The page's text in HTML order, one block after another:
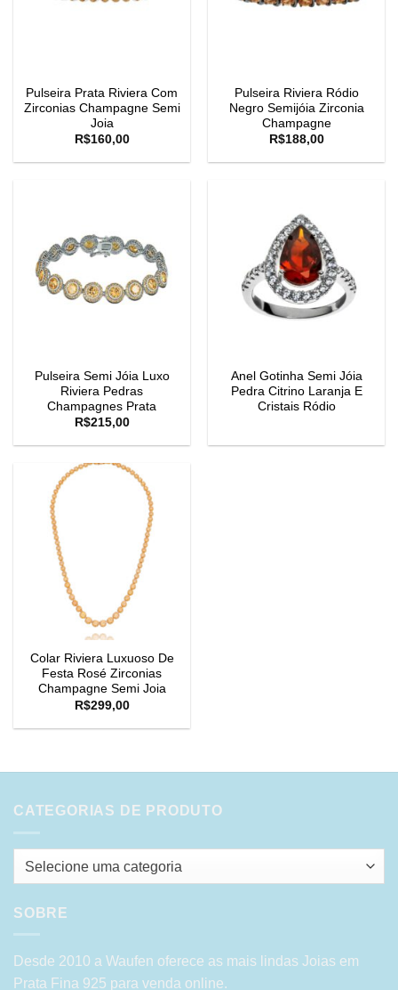
Pulseira Prata Riviera Com
Zirconias Champagne Semi
Joia
R$160,00
Pulseira Riviera Ródio
Negro Semijóia Zirconia
Champagne
R$188,00
Pulseira Semi Jóia Luxo
Riviera Pedras
Champagnes Prata
R$215,00
Anel Gotinha Semi Jóia
Pedra Citrino Laranja E
Cristais Ródio
Colar Riviera Luxuoso De
Festa Rosé Zirconias
Champagne Semi Joia
R$299,00
CATEGORIAS DE PRODUTO
Selecione uma categoria
SOBRE
Desde 2010 a Waufen oferece as mais lindas Joias em
Prata Fina 925 para venda online.